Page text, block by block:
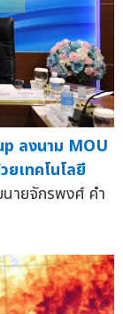
ลงนาม MOU
ยเทคโนโลยี
ายจักรพงศ์ คำ